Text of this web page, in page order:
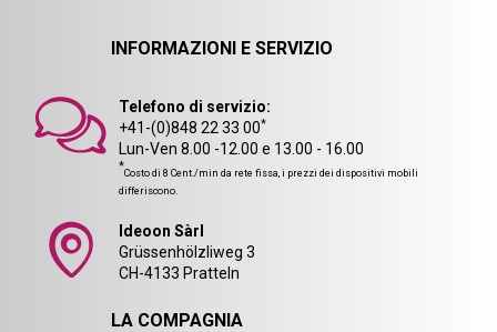
INFORMAZIONI E SERVIZIO
Telefono di servizio:
+41-(0)848 22 33 00*
Lun-Ven 8.00 -12.00 e 13.00 - 16.00
*Costo di 8 Cent./min da rete fissa, i prezzi dei dispositivi mobili
differiscono.
Ideoon Sàrl
Grüssenhölzliweg 3
CH-4133 Pratteln
LA COMPAGNIA